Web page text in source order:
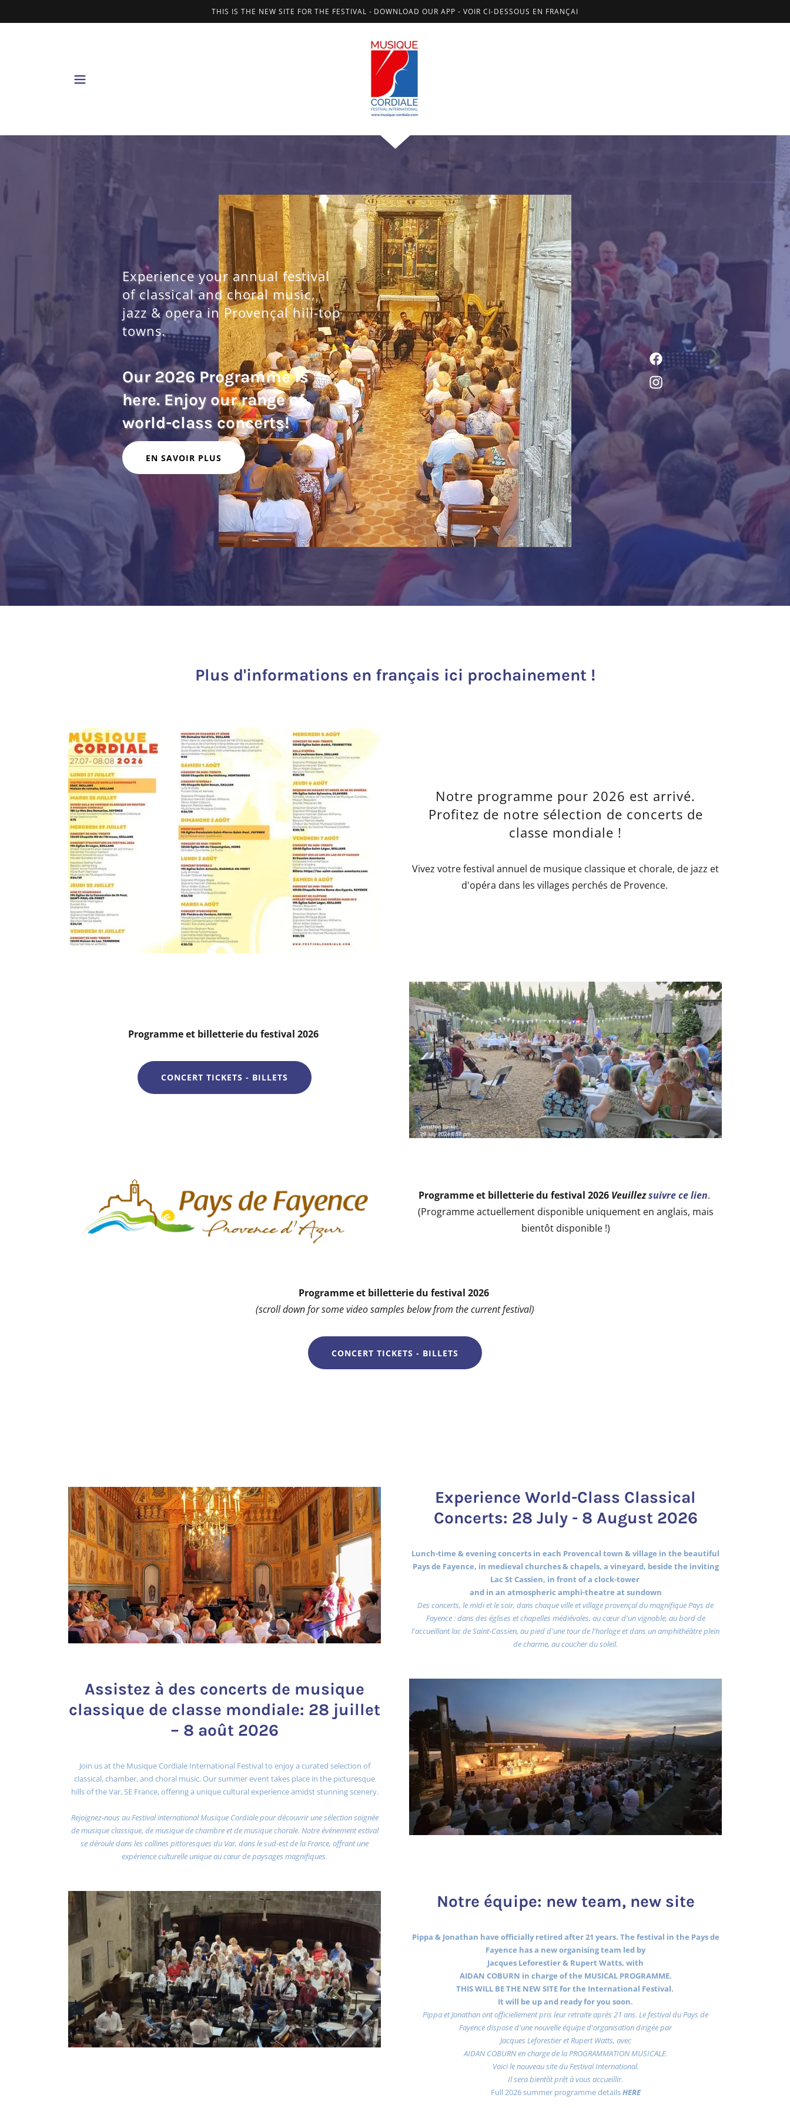
THIS IS THE NEW SITE FOR THE FESTIVAL - DOWNLOAD OUR APP - VOIR CI-DESSOUS EN FRANÇAI
Experience your annual festival
of classical and choral music,
jazz & opera in Provençal hill-top
towns.
Our 2026 Programme is
here. Enjoy our range of
EN SAVOIR PLUS
Plus d'informations en français ici prochainement !
Notre programme pour 2026 est arrivé.
Profitez de notre sélection de concerts de
classe mondiale !
Vivez votre festival annuel de musique classique et chorale, de jazz et
d'opéra dans les villages perchés de Provence.
Programme et billetterie du festival 2026
CONCERT TICKETS - BILLETS
Programme et billetterie du festival 2026 Veuillezsuivre ce lien.
(Programme actuellement disponible uniquement en anglais, mais
bientôt disponible !)
Programme et billetterie du festival 2026
(scroll down for some video samples below from the current festival)
CONCERT TICKETS - BILLETS
Experience World-Class Classical
Concerts: 28 July - 8 August 2026
Lunch-time & evening concerts in each Provencal town & village in the beautiful
Pays de Fayence, in medieval churches & chapels, a vineyard, beside the inviting
Lac St Cassien, in front of a clock-tower
and in an atmospheric amphi-theatre at sundown
Des concerts, le midi et le soir, dans chaque ville et village provençal du magnifique Pays de
Fayence : dans des églises et chapelles médiévales, au cœur d'un vignoble, au bord de
l'accueillant lac de Saint-Cassien, au pied d'une tour de l'horloge et dans un amphithéâtre plein
de charme, au coucher du soleil.
Assistez à des concerts de musique
classique de classe mondiale: 28 juillet
– 8 août 2026
Join us at the Musique Cordiale International Festival to enjoy a curated selection of
classical, chamber, and choral music. Our summer event takes place in the picturesque
hills of the Var, SE France, offering a unique cultural experience amidst stunning scenery.
Rejoignez-nous au Festival international Musique Cordiale pour découvrir une sélection soignée
de musique classique, de musique de chambre et de musique chorale. Notre événement estival
se déroule dans les collines pittoresques du Var, dans le sud-est de la France, offrant une
expérience culturelle unique au cœur de paysages magnifiques.
Notre équipe: new team, new site
Pippa & Jonathan have officially retired after 21 years. The festival in the Pays de
Fayence has a new organising team led by
Jacques Leforestier & Rupert Watts, with
AIDAN COBURN in charge of the MUSICAL PROGRAMME.
THIS WILL BE THE NEW SITE for the International Festival.
It will be up and ready for you soon.
Pippa et Jonathan ont officiellement pris leur retraite après 21 ans. Le festival du Pays de
Fayence dispose d'une nouvelle équipe d'organisation dirigée par
Jacques Leforestier et Rupert Watts, avec
AIDAN COBURN en charge de la PROGRAMMATION MUSICALE.
Voici le nouveau site du Festival International.
Il sera bientôt prêt à vous accueillir.
Full 2026 summer programme detailsHERE